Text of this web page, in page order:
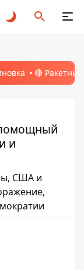
🔴
и
США и